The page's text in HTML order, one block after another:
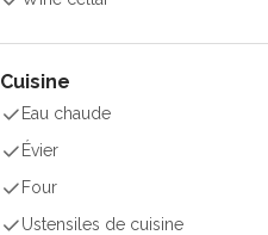
Cuisine
Eau chaude
Évier
Four
Ustensiles de cuisine